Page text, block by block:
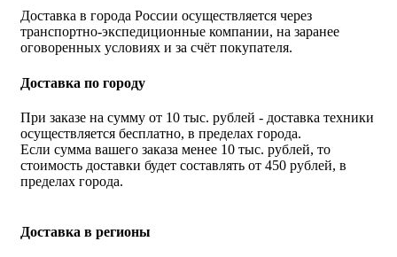
Доставка в города России осуществляется через
транспортно-экспедиционные компании, на заранее
оговоренных условиях и за счёт покупателя.
Доставка по городу
При заказе на сумму от 10 тыс. рублей - доставка техники
осуществляется бесплатно, в пределах города.
Если сумма вашего заказа менее 10 тыс. рублей, то
стоимость доставки будет составлять от 450 рублей, в
пределах города.
Доставка в регионы